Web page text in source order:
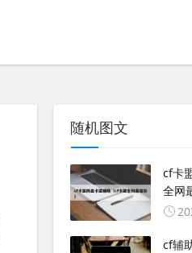
随机图文
cf卡
全网
cf辅